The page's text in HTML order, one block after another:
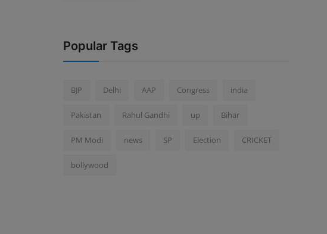
Popular Tags
BJP Delhi AAP Congress india
Pakistan Rahul Gandhi up Bihar
PM Modi news SP Election CRICKET
bollywood